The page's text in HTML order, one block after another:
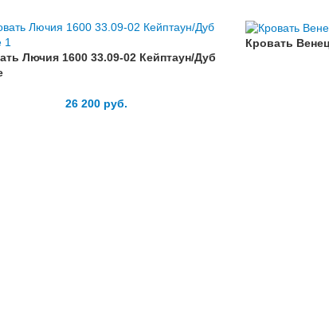
Лючия 1600 33.09-02 Кейптаун/Дуб
26 200руб.
Кровать